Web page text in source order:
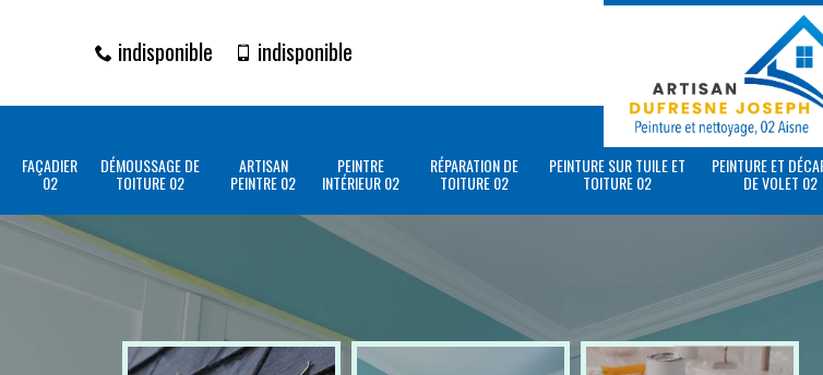
indisponible indisponible
FAÇADIER
02
DÉMOUSSAGE DE
TOITURE 02
ARTISAN
PEINTRE 02
PEINTRE
INTÉRIEUR 02
RÉPARATION DE
TOITURE 02
PEINTURE SUR TUILE ET
TOITURE 02
PEINTURE ET
DE VOLET 02